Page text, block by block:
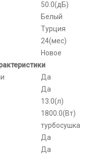
50.0(дБ)
Белый
Турция
24(мес)
Новое
Да
Да
13.0(л)
1800.0(Вт)
турбосушка
Да
Да